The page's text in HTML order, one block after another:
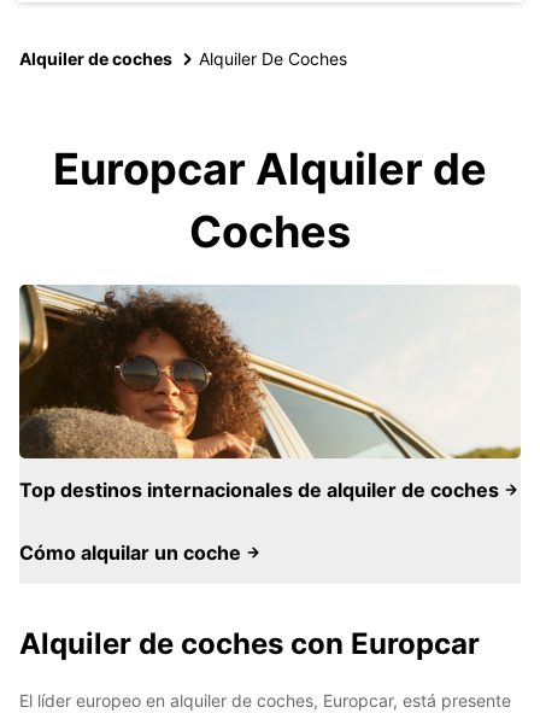
Alquiler de coches Alquiler De Coches
Europcar Alquiler de
Coches
Top destinos internacionales de alquiler de coches
Cómo alquilar un coche
Alquiler de coches con Europcar
El líder europeo en alquiler de coches, Europcar, está presente